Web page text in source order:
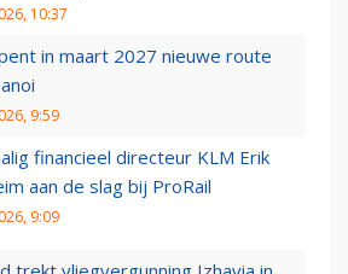
10:37
in maart 2027 nieuwe route
9:59
financieel directeur KLM Erik
aan de slag bij ProRail
9:09